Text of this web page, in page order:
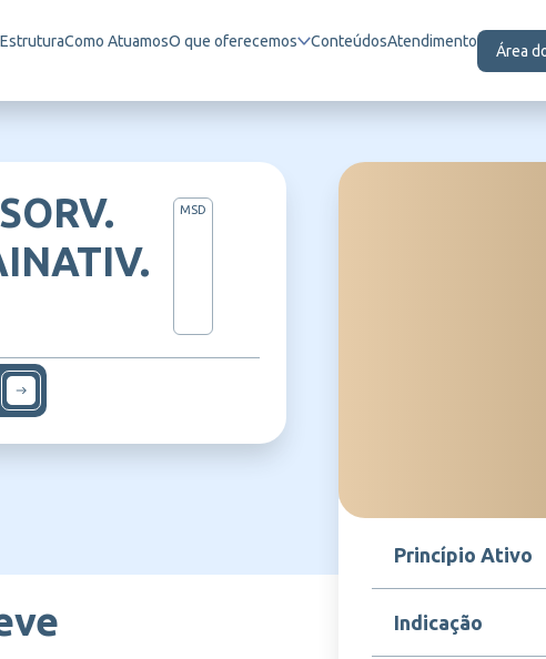
EstruturaComo AtuamosO que oferecemos ConteúdosAtendimento
Área
MSD
Princípio Ativo
Vírus da hepatite A
Indicação